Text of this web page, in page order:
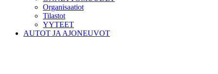
Organisaatiot
Tilastot
YYTEET
AUTOT JA AJONEUVOT